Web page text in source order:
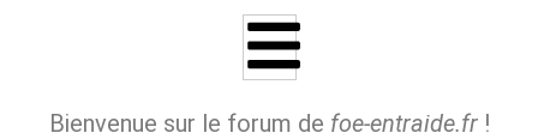
Bienvenue sur le forum de foe‑entraide.fr!